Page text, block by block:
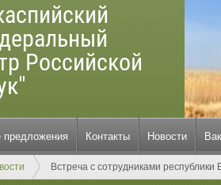
Российской
предложения Контакты Новости
Встреча с сотрудниками республики